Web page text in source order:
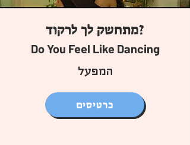
מתחשק לך לרקוד?
Do You Feel Like Dancing
המפעל
כרטיסים